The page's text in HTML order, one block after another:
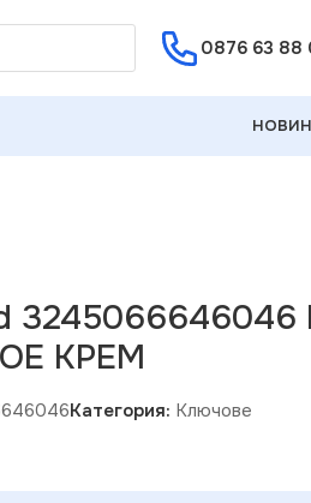
ОТ 5% 0876 63 88
КРЕМ
Категория: Ключове